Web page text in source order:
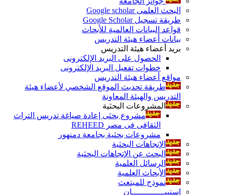
البحث العلمى Google scholar
طريقة تسجيل Google Scholar
قواعد البيانات العالمية للأبحاث
بيانات أعضاء هيئة التدريس
بريد أعضاء هيئة التدريس
الحصول على البريد الإلكترونى
خطوات تفعيل البريد الإلكترونى
مواقع أعضاء هيئة التدريس
طريقة تحديث الموقع الشخصي لأعضاء هيئة
التدريس والهيئة المعاونة
المشروعات البحثية
مشروع بحثى إعادة صياغة تدريس التراث
الثقافى فى مصر REHEED
مشروعات بحثية بجامعة دمنهور
الإتجاهات البحثية
البحث عن الإتجاهات البحثية
الرسائل العلمية
الأبحاث العلمية
نموذج للمبتعث
إستبيـــــــــــــان